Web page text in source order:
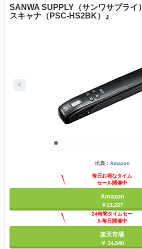
SANWA SUPPLY（サンワサプライ
スキャナ（PSC-HS2BK）』
出典： Amazon
毎日お得なタイム
セール開催中
Amazon
￥13,227
24時間タイムセー
ル毎日開催中
楽天市場
￥ 14,540